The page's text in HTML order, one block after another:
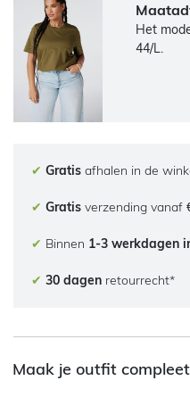
Het
44/L.
✔ Gratis afhalen in de
✔ Gratis verzending vanaf
✔ Binnen 1-3 werkdagen
✔ 30 dagen retourrecht*
Maak je outfit compleet